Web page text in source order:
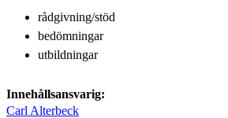
rådgivning/stöd
bedömningar
utbildningar
Innehållsansvarig:
Carl Alterbeck